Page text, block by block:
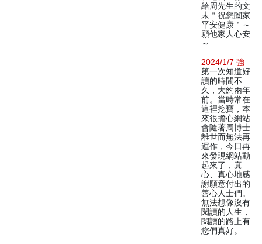
給周先生的文
末＂祝您闔家
平安健康＂～
願他家人心安
～
2024/1/7 強
第一次知道好
讀的時間不
久，大約兩年
前。當時常在
這裡挖寶，本
來很擔心網站
會隨著周博士
離世而無法再
運作，今日再
來發現網站動
起來了，真
心、真心地感
謝願意付出的
善心人士們。
無法想像沒有
閱讀的人生，
閱讀的路上有
您們真好。